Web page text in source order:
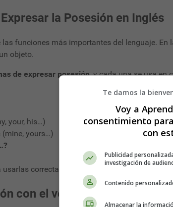
la Posesión en Inglés
las funciones más importantes del lenguaje.
objeto.
de expresar posesión, y cada una se usa en
your, his…)
(mine, yours…)
correctamente, evitar errores frecuentes
con el verbo “to have”
Te damos la
Voy a
consentimiento
con
Publicidad
investigación de
Contenido
Almacenar la